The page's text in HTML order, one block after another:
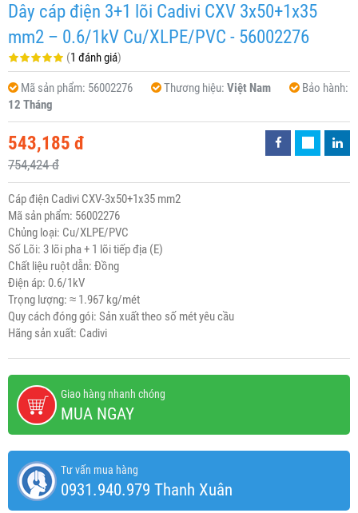
Dây cáp điện 3+1 lõi Cadivi CXV 3x50+1x35
mm2 – 0.6/1kV Cu/XLPE/PVC - 56002276
(1 đánh giá)
Mã sản phẩm: 56002276 Thương hiệu: Việt Nam
Bảo hành:
12 Tháng
543,185 đ
754,424 đ
Cáp điện Cadivi CXV-3x50+1x35 mm2
Mã sản phẩm: 56002276
Chủng loại: Cu/XLPE/PVC
Số Lõi: 3 lõi pha + 1 lõi tiếp địa (E)
Chất liệu ruột dẫn: Đồng
Điện áp: 0.6/1kV
Trọng lượng: ≈ 1.967 kg/mét
Quy cách đóng gói: Sản xuất theo số mét yêu cầu
Hãng sản xuất: Cadivi
Giao hàng nhanh chóng
MUA NGAY
Tư vấn mua hàng
0931.940.979 Thanh Xuân